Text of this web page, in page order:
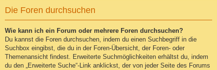
Die Foren durchsuchen
Wie kann ich ein Forum oder mehrere Foren durchsuchen?
Du kannst die Foren durchsuchen, indem du einen Suchbegriff in die
Suchbox eingibst, die du in der Foren-Übersicht, der Foren- oder
Themenansicht findest. Erweiterte Suchmöglichkeiten erhältst du, indem
du den „Erweiterte Suche“-Link anklickst, der von jeder Seite des Forums